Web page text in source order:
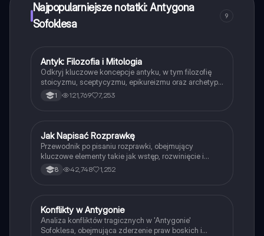
Najpopularniejsze notatki: Antygona
Sofoklesa
9
Język polski
Antyk: Filozofia i Mitologia
Odkryj kluczowe koncepcje antyku, w tym filozofię
stoicyzmu, sceptycyzmu, epikureizmu oraz archetypy
mitologiczne. Ta notatka zawiera przegląd
najważniejszych idei, postaci i dzieł literackich, które
wpływu antyku na współczesną kulturę.
1 121,769 7,253
Język polski
Jak Napisać Rozprawkę
Przewodnik po pisaniu rozprawki, obejmujący
kluczowe elementy takie jak wstęp, rozwinięcie i
zakończenie. Dowiedz się, jak skutecznie
argumentować, wprowadzać konteksty literackie oraz
pisemnych.
8 42,748 1,252
Język polski
Konflikty w Antygonie
Analiza konfliktów tragicznych w 'Antygonie'
Sofoklesa, obejmująca zderzenie praw boskich i